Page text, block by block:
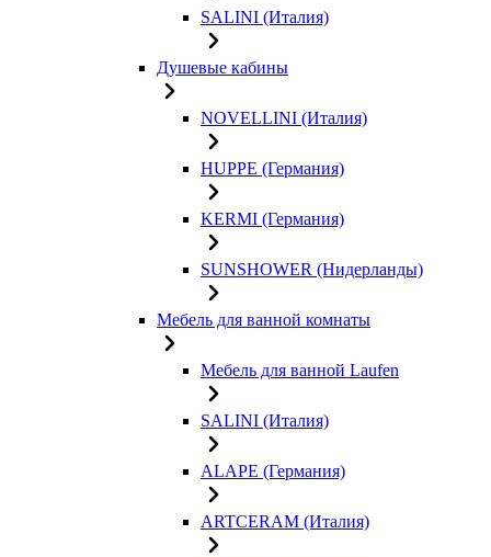
SALINI (Италия)
Душевые кабины
NOVELLINI (Италия)
HUPPE (Германия)
KERMI (Германия)
SUNSHOWER (Нидерланды)
Мебель для ванной комнаты
Мебель для ванной Laufen
SALINI (Италия)
ALAPE (Германия)
ARTCERAM (Италия)